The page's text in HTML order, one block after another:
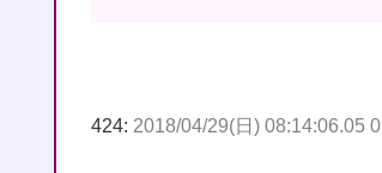
424: 2018/04/29(日) 08:14:06.05 0